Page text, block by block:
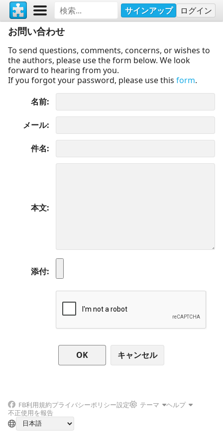
サインアップ ログイン
お問い合わせ
To send questions, comments, concerns, or wishes to
the authors, please use the form below. We look
forward to hearing from you.
If you forgot your password, please use this form.
名前
メール
件名
本文
添付
キャンセル
FB利用規約プライバシーポリシー設定 テーマ
ヘルプ
不正使用を報告